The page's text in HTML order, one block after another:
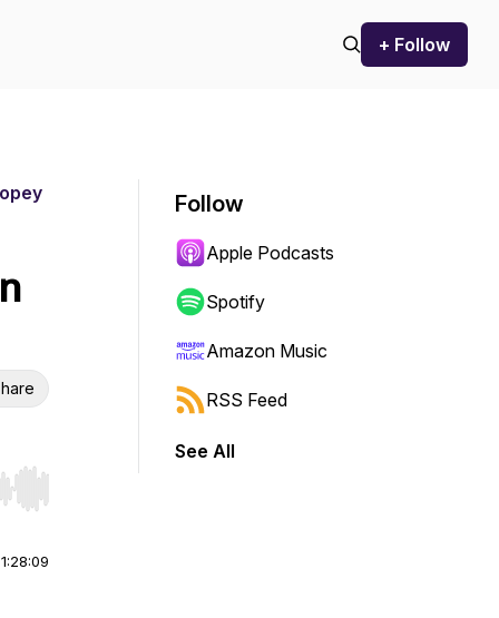
+ Follow
Hold shift to jump forward or backward.
1:28:09
Follow
Apple Podcasts
Spotify
Amazon Music
RSS Feed
See All